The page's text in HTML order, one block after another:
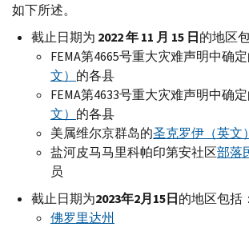
如下所述。
截止日期为 2022 年 11 月 15 日的地区
FEMA第4665号重大灾难声明中确
文） 的各县
FEMA第4633号重大灾难声明中确
文） 的各县
美属维尔京群岛的圣克罗伊（英文）
盐河皮马马里科帕印第安社区部落
员
截止日期为2023年2月15日的地区包括：
佛罗里达州